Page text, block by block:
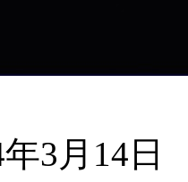
3月14日